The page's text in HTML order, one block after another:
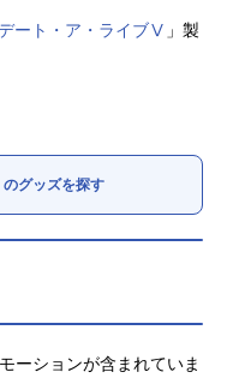
ート・ア・ライブⅤ 」製
グッズを探す
ーションが含まれていま